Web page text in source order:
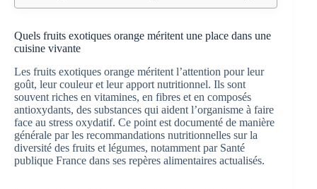
Quels fruits exotiques orange méritent une place dans une
cuisine vivante
Les fruits exotiques orange méritent l’attention pour leur
goût, leur couleur et leur apport nutritionnel. Ils sont
souvent riches en vitamines, en fibres et en composés
antioxydants, des substances qui aident l’organisme à faire
face au stress oxydatif. Ce point est documenté de manière
générale par les recommandations nutritionnelles sur la
diversité des fruits et légumes, notamment par Santé
publique France dans ses repères alimentaires actualisés.